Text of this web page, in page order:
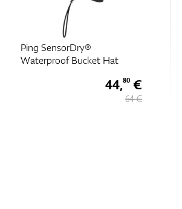
Ping SensorDry®
Waterproof Bucket Hat
44,80 €
64 €